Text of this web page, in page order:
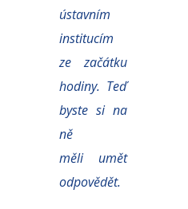
ústavním
institucím
ze začátku
hodiny. Teď
byste si na
ně
měli umět
odpovědět.